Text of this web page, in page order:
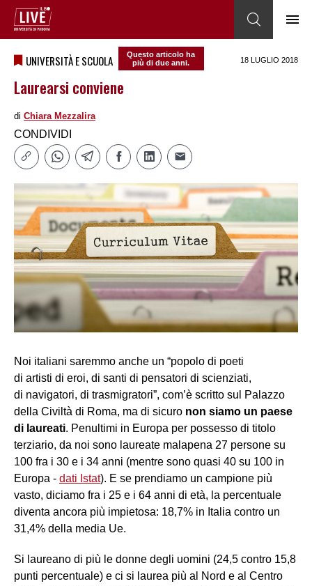
UNIVERSITÀ E SCUOLA
Questo articolo ha
più di due anni.
18 LUGLIO 2018
Laurearsi conviene
di Chiara Mezzalira
CONDIVIDI
Noi italiani saremmo anche un “popolo di poeti
di artisti di eroi, di santi di pensatori di scienziati,
di navigatori, di trasmigratori”, com’è scritto sul Palazzo
della Civiltà di Roma, ma di sicuro non siamo un paese
di laureati. Penultimi in Europa per possesso di titolo
terziario, da noi sono laureate malapena 27 persone su
100 fra i 30 e i 34 anni (mentre sono quasi 40 su 100 in
Europa - dati Istat). E se prendiamo un campione più
vasto, diciamo fra i 25 e i 64 anni di età, la percentuale
diventa ancora più impietosa: 18,7% in Italia contro un
31,4% della media Ue.
Si laureano di più le donne degli uomini (24,5 contro 15,8
punti percentuale) e ci si laurea più al Nord e al Centro